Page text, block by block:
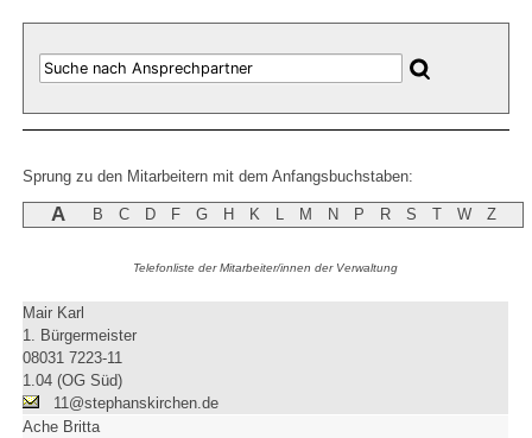
Sprung zu den Mitarbeitern mit dem Anfangsbuchstaben:
A B C D F G H K L M N P R S T W Z
Telefonliste der Mitarbeiter/innen der Verwaltung
Mair Karl
1. Bürgermeister
08031 7223-11
1.04 (OG Süd)
11@stephanskirchen.de
Ache Britta